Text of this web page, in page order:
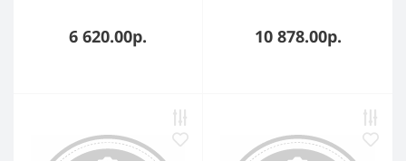
6 620.00р.
RITM.LINK с контролем
10 878.00р.